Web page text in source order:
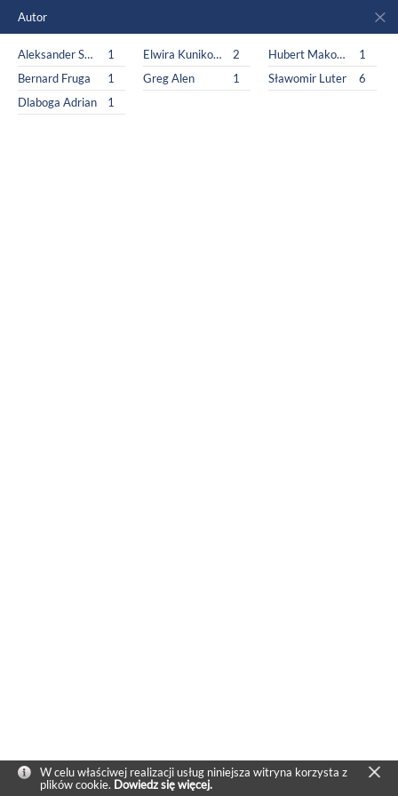
Autor
Aleksander Sowa
1
Bernard Fruga
1
Dlaboga Adrian
1
Elwira Kunikowska
2
Greg Alen
1
Hubert Makowski
1
Sławomir Luter
6
W celu właściwej realizacji usług niniejsza witryna korzysta z
plików cookie. Dowiedz się więcej.